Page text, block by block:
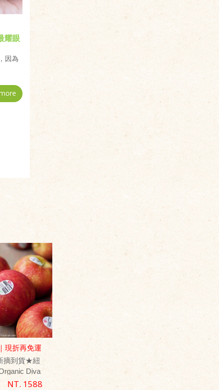
耀眼
因為
現折再免運
摘到貨★紐
Diva
質樸禮盒｝
NT. 1588